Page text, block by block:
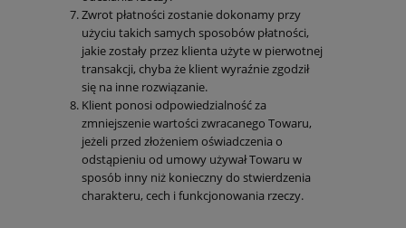
Zwrot płatności zostanie dokonamy przy
użyciu takich samych sposobów płatności,
jakie zostały przez klienta użyte w pierwotnej
transakcji, chyba że klient wyraźnie zgodził
się na inne rozwiązanie.
Klient ponosi odpowiedzialność za
zmniejszenie wartości zwracanego Towaru,
jeżeli przed złożeniem oświadczenia o
odstąpieniu od umowy używał Towaru w
sposób inny niż konieczny do stwierdzenia
charakteru, cech i funkcjonowania rzeczy.